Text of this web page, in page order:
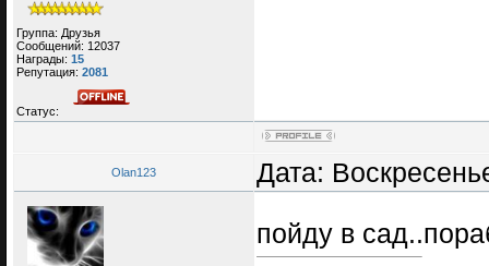
Группа: Друзья
Сообщений: 12037
Награды: 15
Репутация: 2081
Статус:
Olan123 Дата:
пойду в